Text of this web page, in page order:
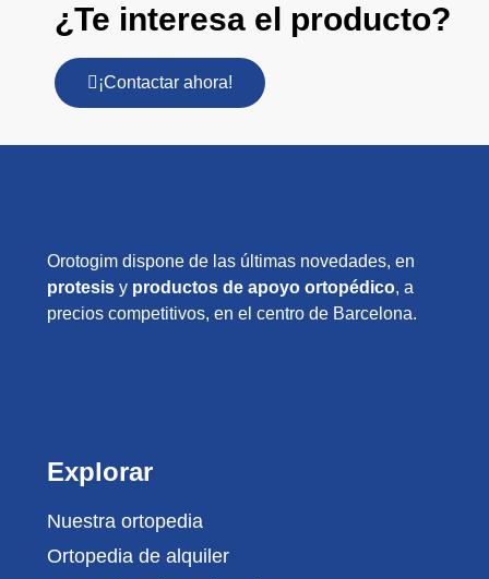
¿Te interesa el producto?
¡Contactar ahora!
Orotogim dispone de las últimas novedades, en
protesis y productos de apoyo ortopédico, a
precios competitivos, en el centro de Barcelona.
Explorar
Nuestra ortopedia
Ortopedia de alquiler